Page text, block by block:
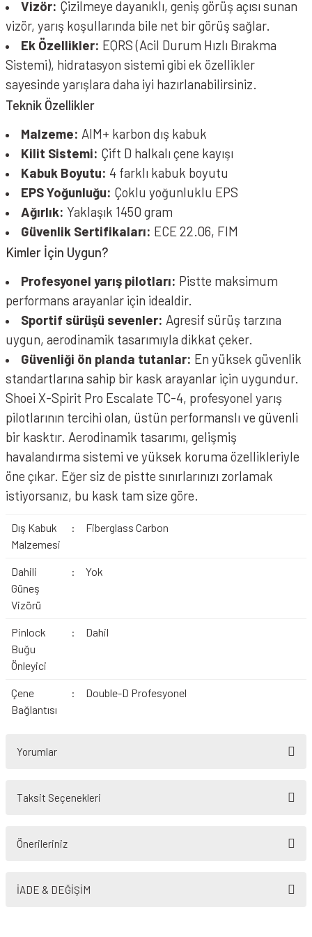
Vizör: Çizilmeye dayanıklı, geniş görüş açısı sunan
vizör, yarış koşullarında bile net bir görüş sağlar.
Ek Özellikler: EQRS (Acil Durum Hızlı Bırakma
Sistemi), hidratasyon sistemi gibi ek özellikler
sayesinde yarışlara daha iyi hazırlanabilirsiniz.
Teknik Özellikler
Malzeme: AIM+ karbon dış kabuk
Kilit Sistemi: Çift D halkalı çene kayışı
Kabuk Boyutu: 4 farklı kabuk boyutu
EPS Yoğunluğu: Çoklu yoğunluklu EPS
Ağırlık: Yaklaşık 1450 gram
Güvenlik Sertifikaları: ECE 22.06, FIM
Kimler İçin Uygun?
Profesyonel yarış pilotları: Pistte maksimum
performans arayanlar için idealdir.
Sportif sürüşü sevenler: Agresif sürüş tarzına
uygun, aerodinamik tasarımıyla dikkat çeker.
Güvenliği ön planda tutanlar: En yüksek güvenlik
standartlarına sahip bir kask arayanlar için uygundur.
Shoei X-Spirit Pro Escalate TC-4, profesyonel yarış
pilotlarının tercihi olan, üstün performanslı ve güvenli
bir kasktır. Aerodinamik tasarımı, gelişmiş
havalandırma sistemi ve yüksek koruma özellikleriyle
öne çıkar. Eğer siz de pistte sınırlarınızı zorlamak
istiyorsanız, bu kask tam size göre.
Dış Kabuk
Malzemesi
: Fiberglass Carbon
Dahili
Güneş
Vizörü
: Yok
Pinlock
Buğu
Önleyici
: Dahil
Çene
Bağlantısı
: Double-D Profesyonel
Yorumlar
Taksit Seçenekleri
Önerileriniz
yetersiz gördüğünüz noktaları öneri formunu kullanarak tarafımıza
İADE & DEĞİŞİM